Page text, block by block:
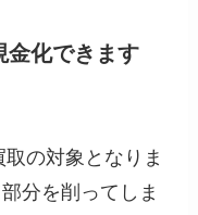
金化できます
の対象となりま
分を削ってしま